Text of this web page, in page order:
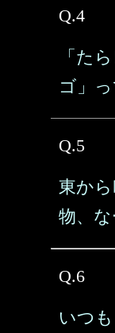
Q.4
「た
ゴ」
Q.5
東か
物、な
Q.6
いつ